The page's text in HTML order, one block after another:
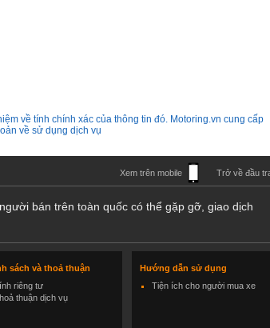
về tính chính xác của thông tin đó. Motoring.vn cung cấp
về sử dụng dịch vụ
Xem trên mobile Trở về đầu
bán trên toàn quốc có thể gặp gỡ, giao dịch
sách và thoả thuận
riêng tư
thuận dịch vụ
Hướng dẫn sử dụng
Tiện ích cho người mua xe